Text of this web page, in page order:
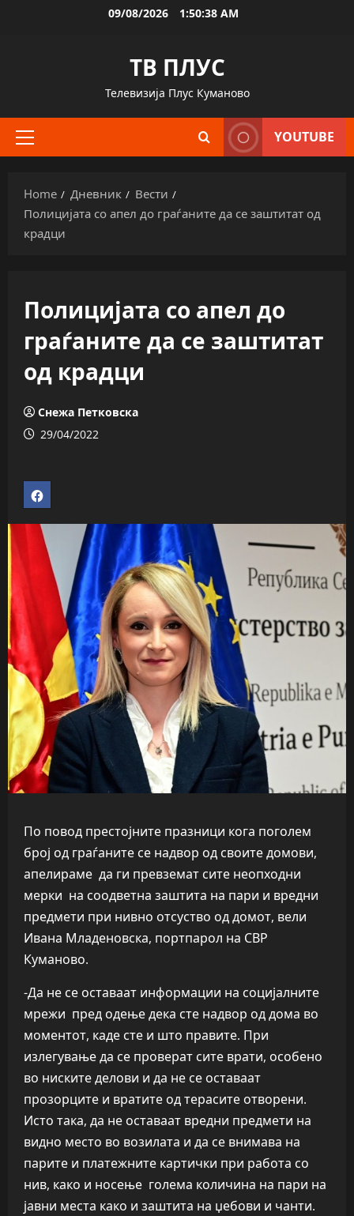
09/08/2026 1:50:39 AM
ТВ ПЛУС
Телевизија Плус Куманово
Primary
YOUTUBE
Home Дневник
Вести
Полицијата со апел до граѓаните да се заштитат од
крадци
Полицијата со апел до
граѓаните да се заштитат
од крадци
Снежа Петковска
29/04/2022
По повод престојните празници кога поголем
број од граѓаните се надвор од своите домови,
апелираме да ги превземат сите неопходни
мерки на соодветна заштита на пари и вредни
предмети при нивно отсуство од домот, вели
Ивана Младеновска, портпарол на СВР
Куманово.
-Да не се оставаат информации на социјалните
мрежи пред одење дека сте надвор од дома во
моментот, каде сте и што правите. При
излегување да се проверат сите врати, особено
во ниските делови и да не се оставаат
прозорците и вратите од терасите отворени.
Исто така, да не оставаат вредни предмети на
видно место во возилата и да се внимава на
парите и платежните картички при работа со
нив, како и носење голема количина на пари на
јавни места како и заштита на џебови и чанти.